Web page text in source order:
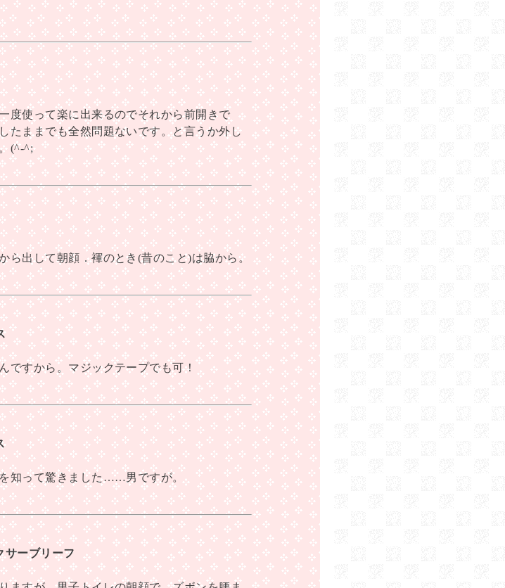
度使って楽に出来るのでそれから前開きで
たままでも全然問題ないです。と言うか外し
(^-^;
ら出して朝顔．褌のとき(昔のこと)は脇から。
すから。マジックテープでも可！
知って驚きました……男ですが。
ーブリーフ